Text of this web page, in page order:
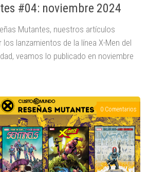
#04: noviembre 2024
Mutantes, nuestros artículos
lanzamientos de la línea X-Men del
veamos lo publicado en noviembre
0 Comentarios